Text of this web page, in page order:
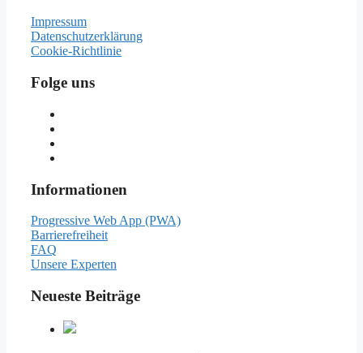
Impressum
Datenschutzerklärung
Cookie-Richtlinie
Folge uns
Informationen
Progressive Web App (PWA)
Barrierefreiheit
FAQ
Unsere Experten
Neueste Beiträge